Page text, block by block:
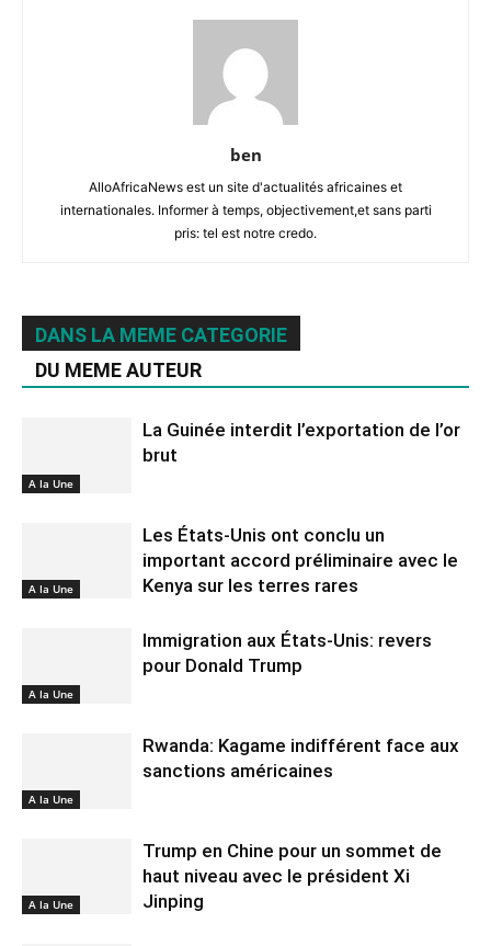
ben
AlloAfricaNews est un site d'actualités africaines et
internationales. Informer à temps, objectivement,et sans parti
pris: tel est notre credo.
DANS LA MEME CATEGORIE
DU MEME AUTEUR
A la Une
La Guinée interdit l’exportation de l’or
brut
A la Une
Les États-Unis ont conclu un
important accord préliminaire avec le
Kenya sur les terres rares
A la Une
Immigration aux États-Unis: revers
pour Donald Trump
A la Une
Rwanda: Kagame indifférent face aux
sanctions américaines
A la Une
Trump en Chine pour un sommet de
haut niveau avec le président Xi
Jinping